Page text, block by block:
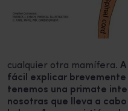
cualquier otra mamífera.
fácil explicar
tenemos una primate
nosotras que lleva a